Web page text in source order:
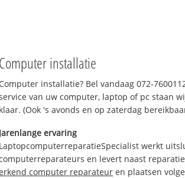
Computer installatie
Computer installatie? Bel vandaag 072-
van uw computer, laptop of pc staan
klaar. (Ook 's avonds en op zaterdag
Jarenlange ervaring
LaptopcomputerreparatieSpecialist werkt
en levert naast
computer reparateur en plaatsen